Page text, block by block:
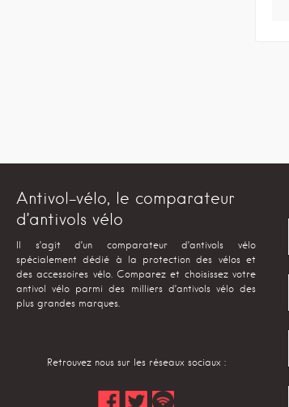
Antivol-vélo, le comparateur
d’antivols vélo
Il s’agit d’un comparateur d’antivols vélo
spécialement dédié à la protection des vélos et
des accessoires vélo. Comparez et choisissez votre
antivol vélo parmi des milliers d’antivols vélo des
plus grandes marques.
Retrouvez nous sur les réseaux sociaux :